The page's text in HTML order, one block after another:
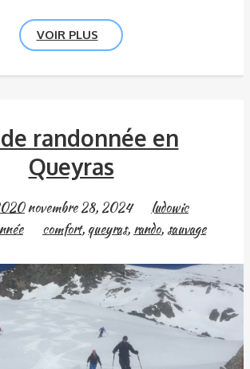
VOIR PLUS
randonnée en
Queyras
novembre 28, 2024
ludowic
comfort, queyras, rando, sauvage